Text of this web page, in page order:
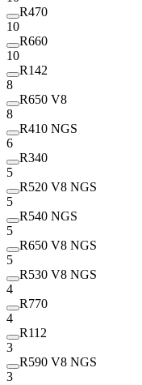
R470
10
R660
10
R142
8
R650 V8
8
R410 NGS
6
R340
5
R520 V8 NGS
5
R540 NGS
5
R650 V8 NGS
5
R530 V8 NGS
4
R770
4
R112
3
R590 V8 NGS
3